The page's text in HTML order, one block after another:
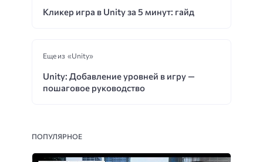
Кликер игра в Unity за 5 минут: гайд
Еще из «Unity»
Unity: Добавление уровней в игру —
пошаговое руководство
ПОПУЛЯРНОЕ